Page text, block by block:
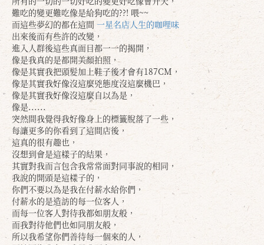
難吃的變更難吃像是給狗吃的??! 喂~~
而這些夢幻的都在這間 一星名店人生的咖哩味
出來後而有些許的改變，
進入人群後這些真面目都一一的揭開，
像是我真的是都開美顏拍照，
像是其實我把頭髮加上鞋子後才會有187CM，
像是其實我好像沒這麼兇態度沒這麼機巴，
像是其實我好像沒這麼自以為是，
像是......
突然間我覺得我好像身上的標籤脫落了一些，
每讓更多的你看到了這間店後，
這真的很有趣也，
沒想到會是這樣子的結果，
其實對我而言包含我常常面對同事說的相同，
我說的開頭是這樣子的，
你們不要以為是我在付薪水給你們，
付薪水的是造訪的每一位客人，
而每一位客人對待我都如朋友般，
而我對待他們也如同朋友般，
所以我希望你們善待每一個來的人，